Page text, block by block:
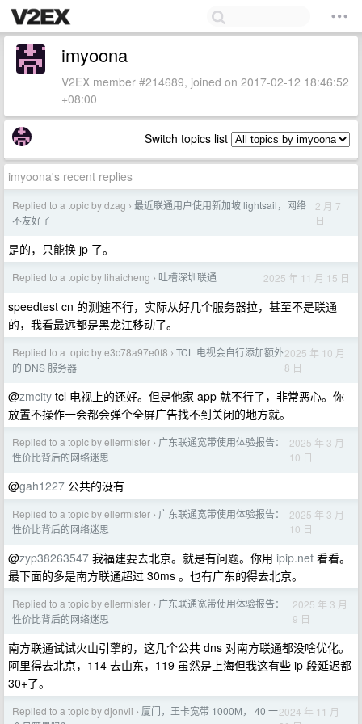
imyoona
V2EX member #214689, joined on 2017-02-12 18:46:52
+08:00
Switch topics list
imyoona's recent replies
Replied to a topic by dzag › 最近联通用户使用新加坡 lightsail，网络
不友好了
2 月 7
日
是的，只能换 jp 了。
Replied to a topic by lihaicheng › 吐槽深圳联通 2025 年 11 月 15 日
speedtest cn 的测速不行，实际从好几个服务器拉，甚至不是联通
的，我看最远都是黑龙江移动了。
Replied to a topic by e3c78a97e0f8 › TCL 电视会自行添加额外
的 DNS 服务器
2025 年 10 月
8 日
@zmcity tcl 电视上的还好。但是他家 app 就不行了，非常恶心。你
放置不操作一会都会弹个全屏广告找不到关闭的地方就。
Replied to a topic by ellermister › 广东联通宽带使用体验报告：
性价比背后的网络迷思
2025 年 3 月
10 日
@gah1227 公共的没有
Replied to a topic by ellermister › 广东联通宽带使用体验报告：
性价比背后的网络迷思
2025 年 3 月
10 日
@zyp38263547 我福建要去北京。就是有问题。你用 ipip.net 看看。
最下面的多是南方联通超过 30ms 。也有广东的得去北京。
Replied to a topic by ellermister › 广东联通宽带使用体验报告：
性价比背后的网络迷思
2025 年 3 月
9 日
南方联通试试火山引擎的，这几个公共 dns 对南方联通都没啥优化。
阿里得去北京，114 去山东，119 虽然是上海但我这有些 ip 段延迟都
30+了。
Replied to a topic by djonvii › 厦门，王卡宽带 1000M， 40 一2024 年 11 月